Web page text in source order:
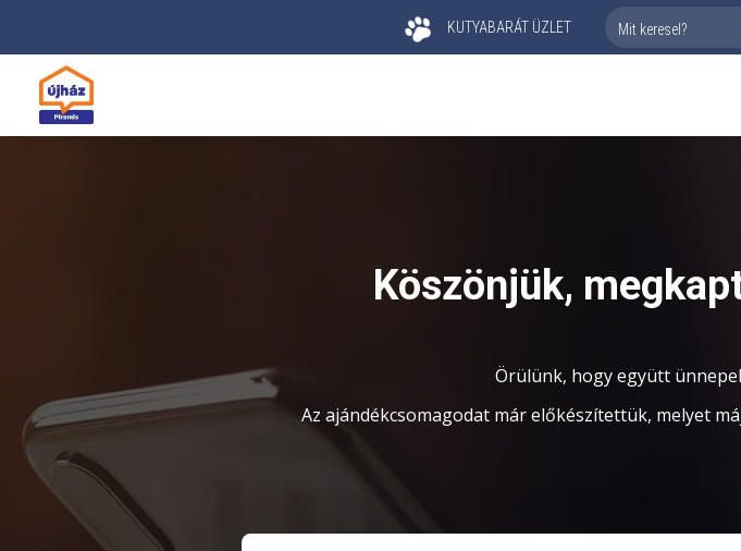
KUTYABARÁT ÜZLET
Köszönjük,
Örülünk, hogy együtt
Az ajándékcsomagodat már előkészítettük, melyet